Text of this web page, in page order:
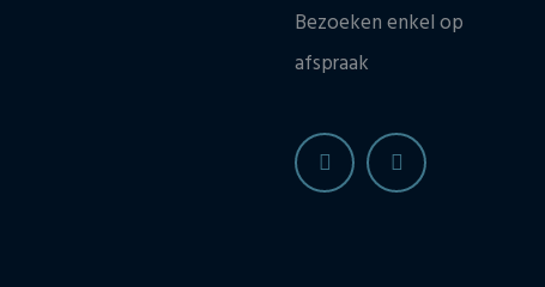
Bezoeken enkel op
afspraak